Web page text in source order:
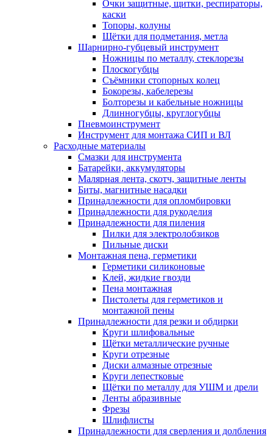
Очки защитные, щитки, респираторы,
каски
Топоры, колуны
Щётки для подметания, метла
Шарнирно-губцевый инструмент
Ножницы по металлу, стеклорезы
Плоскогубцы
Съёмники стопорных колец
Бокорезы, кабелерезы
Болторезы и кабельные ножницы
Длинногубцы, круглогубцы
Пневмоинструмент
Инструмент для монтажа СИП и ВЛ
Расходные материалы
Смазки для инструмента
Батарейки, аккумуляторы
Малярная лента, скотч, защитные ленты
Биты, магнитные насадки
Принадлежности для опломбировки
Принадлежности для рукоделия
Принадлежности для пиления
Пилки для электролобзиков
Пильные диски
Монтажная пена, герметики
Герметики силиконовые
Клей, жидкие гвозди
Пена монтажная
Пистолеты для герметиков и
монтажной пены
Принадлежности для резки и обдирки
Круги шлифовальные
Щётки металлические ручные
Круги отрезные
Диски алмазные отрезные
Круги лепестковые
Щётки по металлу для УШМ и дрели
Ленты абразивные
Фрезы
Шлифлисты
Принадлежности для сверления и долбления